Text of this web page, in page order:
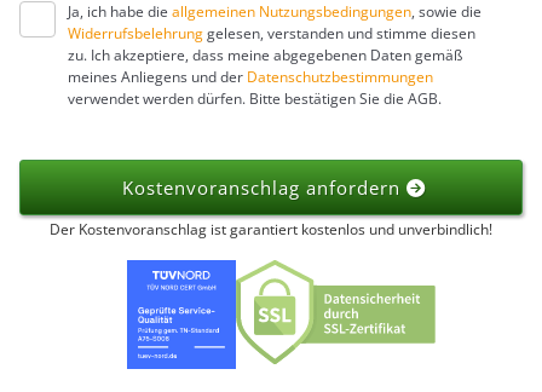
Ja, ich habe die allgemeinen Nutzungsbedingungen, sowie die
Widerrufsbelehrunggelesen, verstanden und stimme diesen
zu. Ich akzeptiere, dass meine abgegebenen Daten gemäß
meines Anliegens und der Datenschutzbestimmungen
verwendet werden dürfen. Bitte bestätigen Sie die AGB.
Kostenvoranschlag anfordern
Der Kostenvoranschlag ist garantiert kostenlos und unverbindlich!